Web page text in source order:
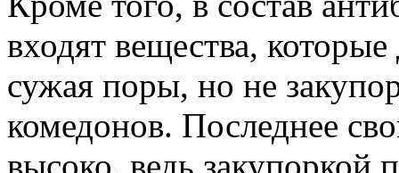
входят вещества,
сужая поры, но не
комедонов. Последнее
высоко, ведь закупоркой